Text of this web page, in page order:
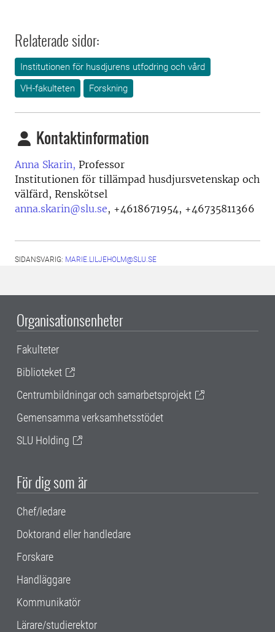
Relaterade sidor:
Institutionen för husdjurens utfodring och vård
VH-fakulteten
Forskning
Kontaktinformation
Anna Skarin, Professor
Institutionen för tillämpad husdjursvetenskap och
välfärd, Renskötsel
anna.skarin@slu.se, +4618671954, +46735811366
SIDANSVARIG: MARIE.LILJEHOLM@SLU.SE
Organisationsenheter
Fakulteter
Biblioteket
Centrumbildningar och samarbetsprojekt
Gemensamma verksamhetsstödet
SLU Holding
För dig som är
Chef/ledare
Doktorand eller handledare
Forskare
Handläggare
Kommunikatör
Lärare/studierektor